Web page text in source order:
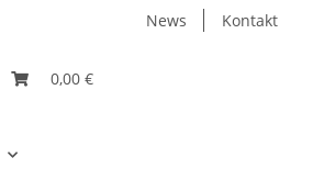
News Kontakt
0,00 €